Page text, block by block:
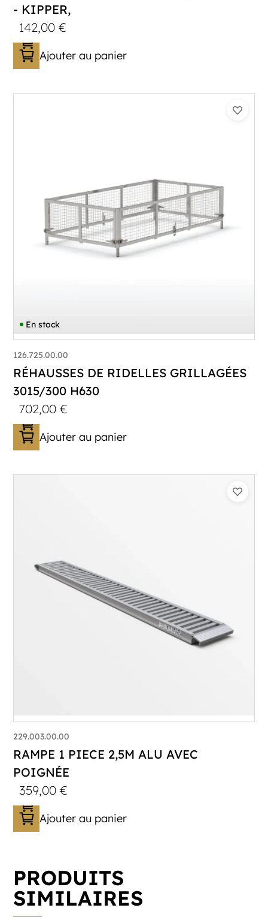
- KIPPER,
142,00€
Ajouter au panier
En stock
126.725.00.00
RÉHAUSSES DE RIDELLES GRILLAGÉES
3015/300 H630
702,00€
Ajouter au panier
229.003.00.00
RAMPE 1 PIECE 2,5M ALU AVEC
POIGNÉE
359,00€
Ajouter au panier
PRODUITS
SIMILAIRES